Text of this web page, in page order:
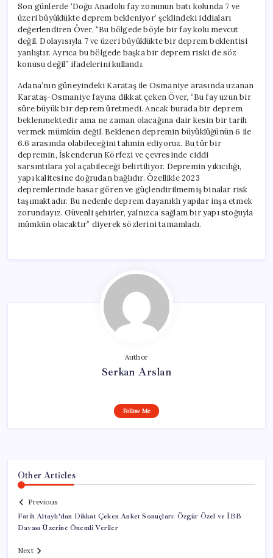
Son günlerde ‘Doğu Anadolu fay zonunun batı kolunda 7 ve
üzeri büyüklükte deprem bekleniyor’ şeklindeki iddiaları
değerlendiren Över, “Bu bölgede böyle bir fay kolu mevcut
değil. Dolayısıyla 7 ve üzeri büyüklükte bir deprem beklentisi
yanlıştır. Ayrıca bu bölgede başka bir deprem riski de söz
konusu değil” ifadelerini kullandı.
Adana’nın güneyindeki Karataş ile Osmaniye arasında uzanan
Karataş-Osmaniye fayına dikkat çeken Över, “Bu fay uzun bir
süre büyük bir deprem üretmedi. Ancak burada bir deprem
beklenmektedir ama ne zaman olacağına dair kesin bir tarih
vermek mümkün değil. Beklenen depremin büyüklüğünün 6 ile
6.6 arasında olabileceğini tahmin ediyoruz. Bu tür bir
depremin, İskenderun Körfezi ve çevresinde ciddi
sarsıntılara yol açabileceği belirtiliyor. Depremin yıkıcılığı,
yapı kalitesine doğrudan bağlıdır. Özellikle 2023
depremlerinde hasar gören ve güçlendirilmemiş binalar risk
taşımaktadır. Bu nedenle deprem dayanıklı yapılar inşa etmek
zorundayız. Güvenli şehirler, yalnızca sağlam bir yapı stoğuyla
mümkün olacaktır” diyerek sözlerini tamamladı.
Author
Serkan Arslan
Follow Me
Other Articles
Previous
Fatih Altaylı’dan Dikkat Çeken Anket Sonuçları: Özgür Özel ve İBB
Davası Üzerine Önemli Veriler
Next